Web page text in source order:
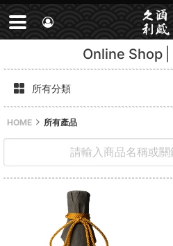
Online Shop
所有分類
HOME 所有產品